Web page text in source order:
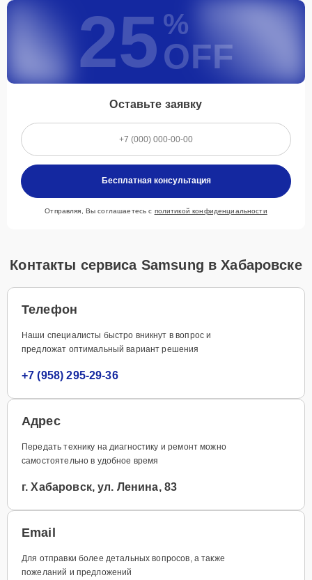
25 %
OFF
Оставьте заявку
Бесплатная консультация
Отправляя, Вы соглашаетесь с политикой конфиденциальности
Контакты сервиса Samsung в Хабаровске
Телефон
Наши специалисты быстро вникнут в вопрос и
предложат оптимальный вариант решения
+7 (958) 295-29-36
Адрес
Передать технику на диагностику и ремонт можно
самостоятельно в удобное время
г. Хабаровск, ул. Ленина, 83
Email
Для отправки более детальных вопросов, а также
пожеланий и предложений